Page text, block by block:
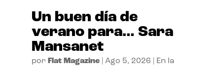
Un buen día de
verano para… Sara
Mansanet
por Flat Magazine| Ago 5, 2026
En la